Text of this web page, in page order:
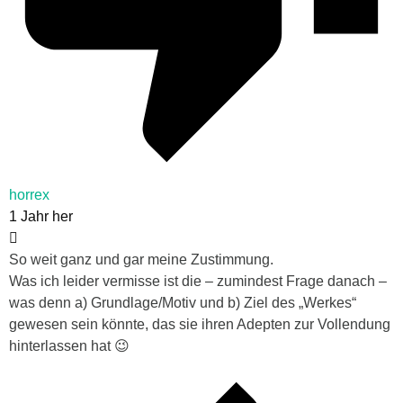
horrex
1 Jahr her
So weit ganz und gar meine Zustimmung.
Was ich leider vermisse ist die – zumindest Frage danach –
was denn a) Grundlage/Motiv und b) Ziel des „Werkes“
gewesen sein könnte, das sie ihren Adepten zur Vollendung
hinterlassen hat 😉